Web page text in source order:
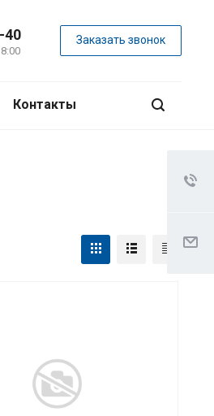
40 Заказать звонок
Контакты